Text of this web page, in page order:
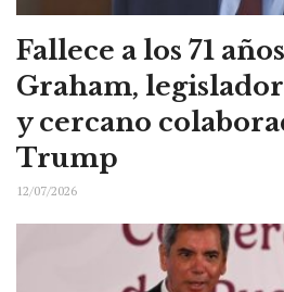
Fallece a los 71
Graham,
y cercano
Trump
12/07/2026